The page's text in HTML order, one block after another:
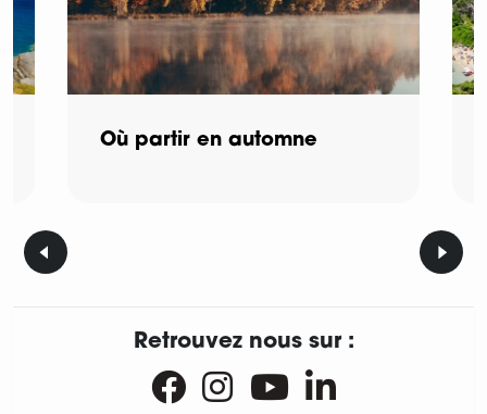
Où partir en automne
Retrouvez nous sur :